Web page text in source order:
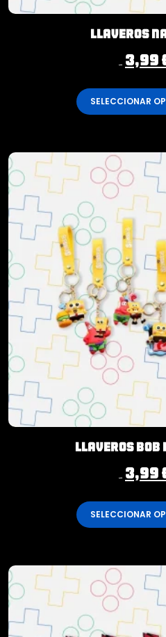
Llaveros
4,99€ 3,99
SELECCIONAR
Llaveros Bob
4,99€ 3,99
SELECCIONAR